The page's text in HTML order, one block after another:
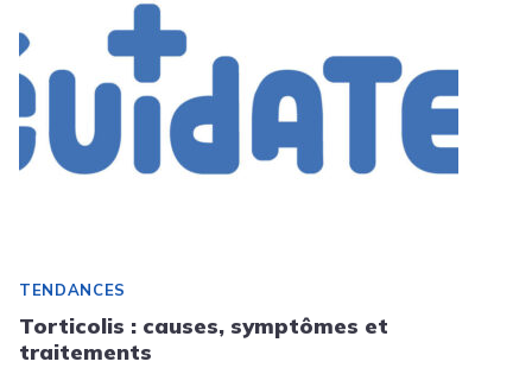
TENDANCES
Torticolis : causes, symptômes et
traitements